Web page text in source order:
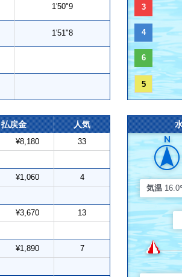
1'50"9
1'51"8
3
4
6
5
払戻金 人気
¥8,180 33
¥1,060 4
¥3,670 13
¥1,890 7
気温